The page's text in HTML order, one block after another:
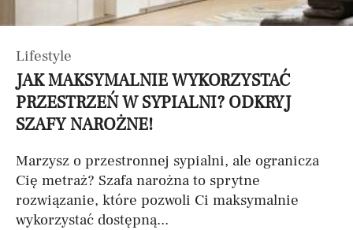
Lifestyle
JAK MAKSYMALNIE WYKORZYSTAĆ
PRZESTRZEŃ W SYPIALNI? ODKRYJ
SZAFY NAROŻNE!
Marzysz o przestronnej sypialni, ale ogranicza
Cię metraż? Szafa narożna to sprytne
rozwiązanie, które pozwoli Ci maksymalnie
wykorzystać dostępną...